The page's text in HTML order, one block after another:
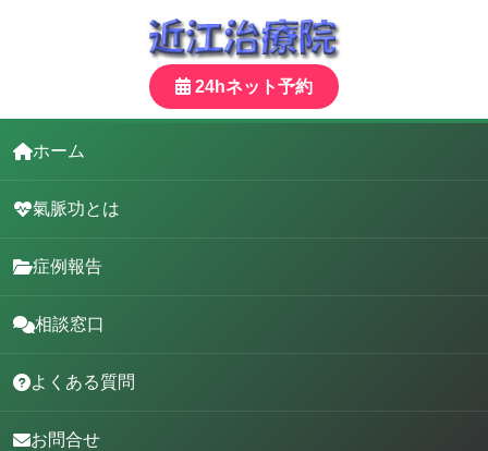
24hネット予約
ホーム
氣脈功とは
症例報告
相談窓口
よくある質問
お問合せ